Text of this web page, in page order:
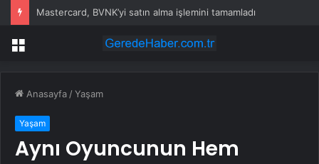
Mastercard, BVNK’yi satın alma işlemini tamamladı
Menü
Anasayfa /Yaşam
Yaşam
Aynı Oyuncunun Hem